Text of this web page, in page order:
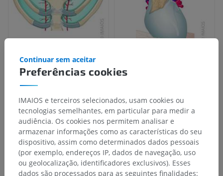
Preferências cookies
Continuar sem aceitar
IMAIOS e terceiros selecionados, usam cookies ou
tecnologias semelhantes, em particular para medir a
audiência. Os cookies nos permitem analisar e
armazenar informações como as características do seu
dispositivo, assim como determinados dados pessoais
(por exemplo, endereços IP, dados de navegação, uso
ou geolocalização, identificadores exclusivos). Esses
dados são processados para as seguintes finalidades: